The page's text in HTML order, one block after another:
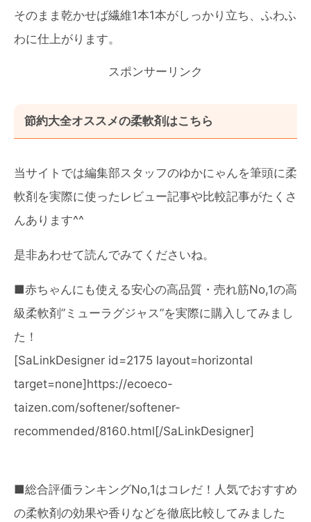
そのまま乾かせば繊維1本1本がしっかり立ち、ふわふ
わに仕上がります。
スポンサーリンク
節約大全オススメの柔軟剤はこちら
当サイトでは編集部スタッフのゆかにゃんを筆頭に柔
軟剤を実際に使ったレビュー記事や比較記事がたくさ
んあります^^
是非あわせて読んでみてくださいね。
■赤ちゃんにも使える安心の高品質・売れ筋No,1の高
級柔軟剤”ミューラグジャス”を実際に購入してみまし
た！
[SaLinkDesigner id=2175 layout=horizontal
target=none]https://ecoeco-
taizen.com/softener/softener-
recommended/8160.html[/SaLinkDesigner]
■総合評価ランキングNo,1はコレだ！人気でおすすめ
の柔軟剤の効果や香りなどを徹底比較してみました